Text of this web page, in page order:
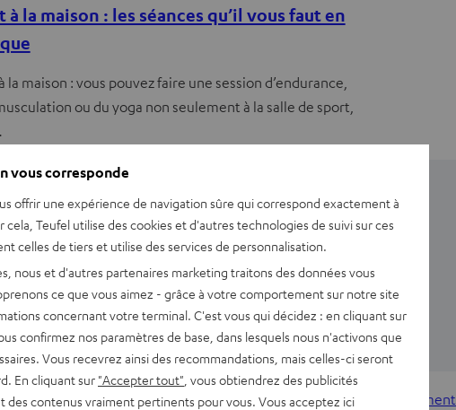
à la maison : les séances qu’il vous faut en
la maison : vous pouvez faire une session d’endurance,
ou du yoga non seulement à la salle de sport,
pour le sport : Imaginez un cours d’aérobic sans pop
sonore. Cela ne semble pas très amusant, n’est-ce pas ?
Divertissement
vous corresponde
offrir une expérience de navigation sûre qui correspond exactement à
cela, Teufel utilise des cookies et d'autres technologies de suivi sur ces
celles de tiers et utilise des services de personnalisation.
nous et d'autres partenaires marketing traitons des données vous
ce que vous aimez - grâce à votre comportement sur notre site
concernant votre terminal. C'est vous qui décidez : en cliquant sur
confirmez nos paramètres de base, dans lesquels nous n'activons que
Vous recevrez ainsi des recommandations, mais celles-ci seront
En cliquant sur "Accepter tout" , vous obtiendrez des publicités
des contenus vraiment pertinents pour vous. Vous acceptez ici